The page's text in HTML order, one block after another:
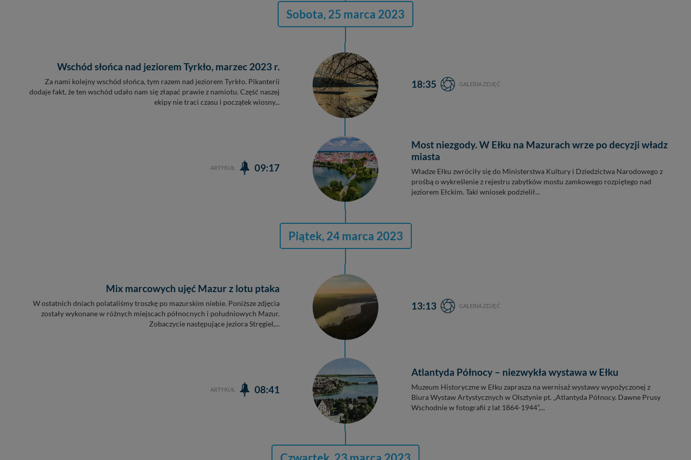
Sobota, 25 marca 2023
Wschód słońca nad jeziorem Tyrkło, marzec 2023 r.
Za nami kolejny wschód słońca, tym razem nad jeziorem Tyrkło. Pikanterii
dodaje fakt, że ten wschód udało nam się złapać prawie z namiotu. Część naszej
ekipy nie traci czasu i początek wiosny...
18:35 GALERIA ZDJĘĆ
ARTYKUŁ 09:17
Most niezgody. W Ełku na Mazurach wrze po decyzji władz
miasta
Władze Ełku zwróciły się do Ministerstwa Kultury i Dziedzictwa Narodowego z
prośbą o wykreślenie z rejestru zabytków mostu zamkowego rozpiętego nad
jeziorem Ełckim. Taki wniosek podzielił...
Piątek, 24 marca 2023
Mix marcowych ujęć Mazur z lotu ptaka
W ostatnich dniach polataliśmy troszkę po mazurskim niebie. Poniższe zdjęcia
zostały wykonane w różnych miejscach północnych i południowych Mazur.
Zobaczycie następujące jeziora Stręgiel,...
13:13 GALERIA ZDJĘĆ
ARTYKUŁ 08:41
Atlantyda Północy – niezwykła wystawa w Ełku
Muzeum Historyczne w Ełku zaprasza na wernisaż wystawy wypożyczonej z
Biura Wystaw Artystycznych w Olsztynie pt. „Atlantyda Północy. Dawne Prusy
Wschodnie w fotografii z lat 1864-1944”,...